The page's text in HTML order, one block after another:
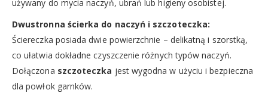
używany do mycia naczyń, ubrań lub higieny osobistej.
Dwustronna ścierka do naczyń i szczoteczka:
Ściereczka posiada dwie powierzchnie – delikatną i szorstką,
co ułatwia dokładne czyszczenie różnych typów naczyń.
Dołączona szczoteczka jest wygodna w użyciu i bezpieczna
dla powłok garnków.